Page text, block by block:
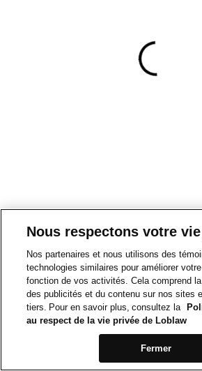
Nous respectons votre
Nos partenaires et nous utilisons des
technologies similaires pour améliorer
fonction de vos activités. Cela comprend
des publicités et du contenu sur nos sites
tiers. Pour en savoir plus, consultez la
au respect de la vie privée de Loblaw
Fermer